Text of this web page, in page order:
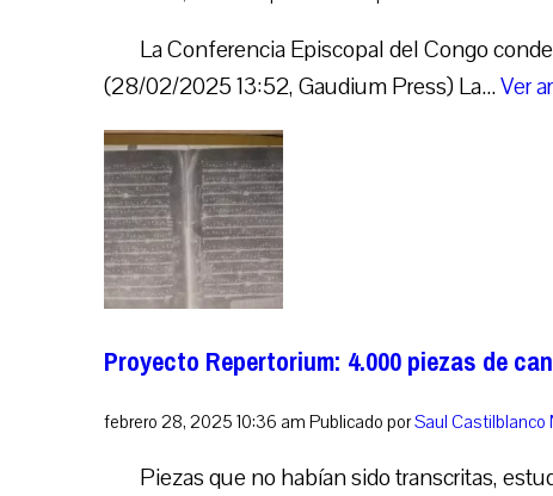
La Conferencia Episcopal del Congo
(28/02/2025 13:52, Gaudium Press) La...Ver
Proyecto Repertorium: 4.000 piezas de
febrero 28, 2025 10:36 am Publicado porSaul Castilblanco
Piezas que no habían sido transcritas,